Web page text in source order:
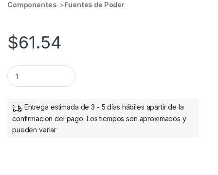
Componentes-> Fuentes de Poder
$61.54
FASTCHARGE CABLE USB V3.0 A-TIPO C BLANCO 1M quantity
Entrega estimada de 3 - 5 días hábiles apartir de la
confirmacion del pago. Los tiempos son aproximados y
pueden variar